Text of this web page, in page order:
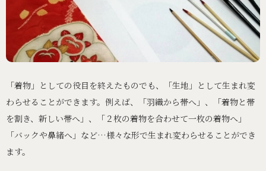
「着物」としての役目を終えたものでも、「生地」として生まれ変
わらせることができます。例えば、「羽織から帯へ」、「着物と帯
を割き、新しい帯へ」、「２枚の着物を合わせて一枚の着物へ」
「バックや鼻緒へ」など…様々な形で生まれ変わらせることができ
ます。